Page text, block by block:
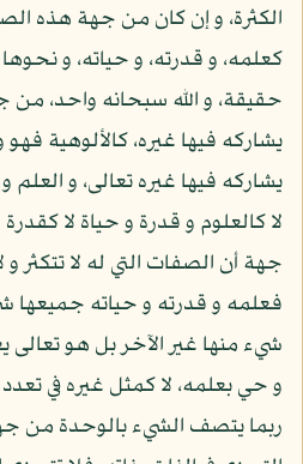
الكثرة، و إن كان من جهة هذه
كعلمه، و قدرته، و حياته، و
حقيقة، و الله سبحانه واحد، من
يشاركه فيها غيره، كالألوهية فهو
يشاركه فيها غيره تعالى، و العلم
لا كالعلوم و قدرة و حياة لا
جهة أن الصفات التي له لا تتكثر و
فعلمه و قدرته و حياته جميعها
شيء منها غير الآخر بل هو تعالى
و حي بعلمه، لا كمثل غيره في
ربما يتصف الشيء بالوحدة من